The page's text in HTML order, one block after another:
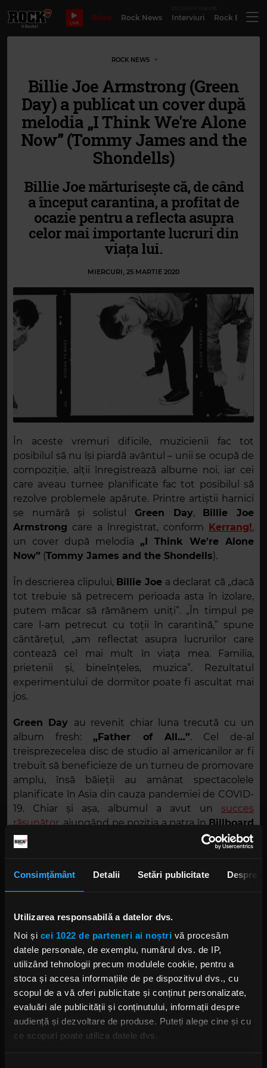
Consimțământ Detalii Setări publicitate Despre
Utilizarea responsabilă a datelor dvs.
Noi și cei 1022 de parteneri ai noștri vă procesăm
datele personale, de exemplu, numărul dvs. de IP,
utilizând tehnologii precum modulele cookie, pentru a
stoca și accesa informațiile de pe dispozitivul dvs., cu
scopul de a vă oferi publicitate și conținut personalizate,
evaluări ale publicității și conținutului, informații despre
audiență și dezvoltare de produse. Puteți alege cine și cu
ce scopuri poate utiliza datele dvs.
LIVE
Bilete Rock News Interviuri Rock
ROCK NEWS
Billie Joe Armstrong (Green
Day) a publicat un cover după
melodia „I Think We're Alone
Now” (Tommy James and the
Shondells)
Billie Joe mărturisește că, de când
a început carantina, a profitat de
ocazie pentru a reflecta asupra
celor mai importante lucruri din
viața lui.
MIERCURI, 25 MARTIE 2020
În aceste vremuri dificile, muzicienii fac tot
posibilul să nu își piardă avântul – unii se ocupă de
compoziție, alții înregistrează albume noi, iar cei
care aveau turnee planificate fac tot posibilul să
rezolve problemele apărute. Printre artiștii harnici
se numără și solistul Green Day,
Billie Joe
Armstrong care a înregistrat, conform Kerrang!,
un cover după melodia „I Think We're Alone
Now” (Tommy James and the Shondells).
În descrierea clipului, Billie Joe a declarat că „dacă
tot trebuie să petrecem perioada asta în izolare,
putem măcar să rămânem uniți”. „În timpul pe
care l-am petrecut cu toții în carantină,” spune
cântărețul, „am reflectat asupra lucrurilor care
contează cel mai mult în viața mea. Familia,
prietenii și, bineînțeles, muzica”. Rezultatul
experimentului de dormitor poate fi ascultat mai
jos.
Green Day au revenit chiar luna trecută cu un
album fresh:„Father of All…”. Cel de-al
treisprezecelea disc de studio al americanilor ar fi
trebuit să beneficieze de un turneu de promovare
amplu, însă băieții au amânat spectacolele
planificate în Asia din cauza pandemiei de COVID-
19. Chiar și așa, albumul a avut un succes
răsunător, ajungând pe poziția a patra înBillboard
200
și pe locul al șaselea în clasamentulRolling
Stone Top 200
Foto: Captură ecran
BILLIE JOE ARMSTRONG GREEN DAY
GREEN DAY FATHER OF ALL MOTHERFUCKERS FATHER OF ALL...
FATHER OF ALL MOTHERFUCKERS